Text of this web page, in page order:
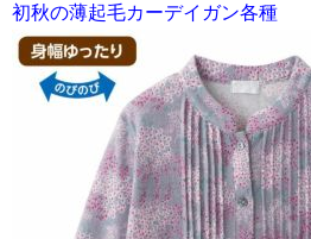
初秋の薄起毛カーデイガン各種